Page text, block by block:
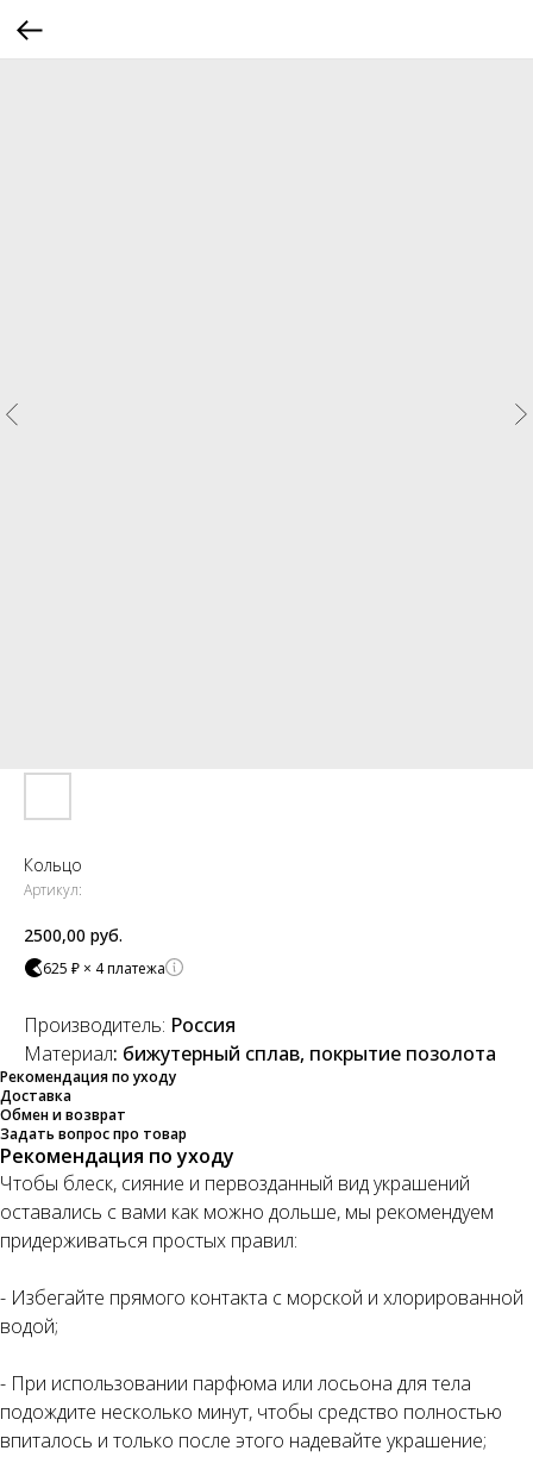
Кольцо
Артикул:
2500,00 руб.
625 ₽ × 4 платежа
Производитель: Россия
Материал: бижутерный сплав, покрытие позолота
Рекомендация по уходу
Доставка
Обмен и возврат
Задать вопрос про товар
Рекомендация по уходу
Чтобы блеск, сияние и первозданный вид украшений
оставались с вами как можно дольше, мы рекомендуем
придерживаться простых правил:
- Избегайте прямого контакта с морской и хлорированной
водой;
- При использовании парфюма или лосьона для тела
подождите несколько минут, чтобы средство полностью
впиталось и только после этого надевайте украшение;